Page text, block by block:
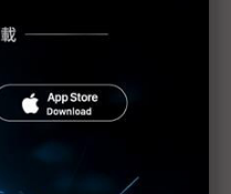
投產沒那麼容易
小快接頭成大瓶頸
不是水管接一接就好